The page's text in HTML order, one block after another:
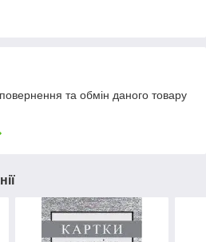
та обмін даного товару